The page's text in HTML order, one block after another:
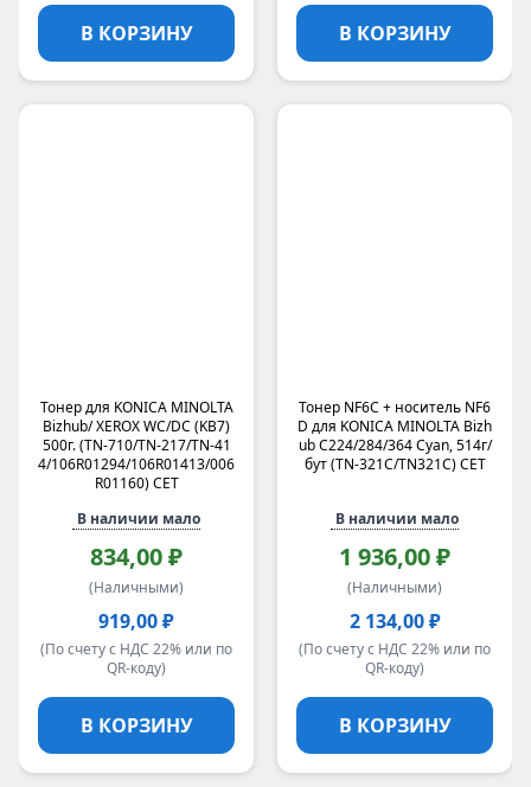
В КОРЗИНУ В КОРЗИНУ
Тонер для KONICA MINOLTA
Bizhub/ XEROX WC/DC (KB7)
500г. (TN-710/TN-217/TN-41
4/106R01294/106R01413/006
R01160) CET
В наличии мало
834,00 ₽
(Наличными)
919,00 ₽
(По счету с НДС 22% или по
QR-коду)
В КОРЗИНУ
Тонер NF6C + носитель NF6
D для KONICA MINOLTA Bizh
ub C224/284/364 Cyan, 514г/
бут (TN-321C/TN321C) CET
В наличии мало
1 936,00 ₽
(Наличными)
2 134,00 ₽
(По счету с НДС 22% или по
QR-коду)
В КОРЗИНУ